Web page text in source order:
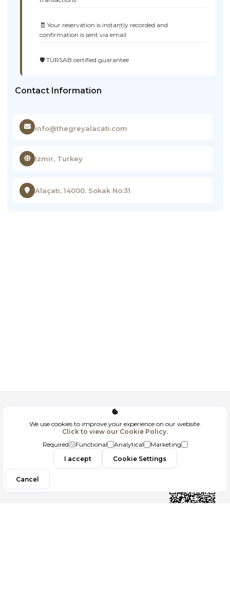
🧾 Your reservation is instantly recorded and
confirmation is sent via email
🛡️ TÜRSAB certified guarantee
Contact Information
info@thegreyalacati.com
Izmir, Turkey
Alaçatı, 14000. Sokak No:31
Corporate
GDPR
Contact
We use cookies to improve your experience on our website.
Click to view our Cookie Policy.
Required
Functional Analytical
Marketing
I accept
Cookie Settings
Cancel